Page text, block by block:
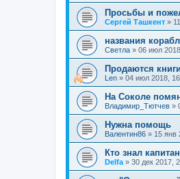
Просьбы и
Сергей Ташкент »
названия
Cветла » 06 июл
Продаются
Len » 04 июл 2018,
На Соколе
Владимир_Тютчев »
Нужна помощь
Валентин86 » 15 янв
Кто знал
Delfa » 30 дек 2017,